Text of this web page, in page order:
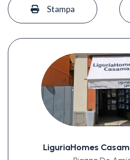
Stampa
LiguriaHomes